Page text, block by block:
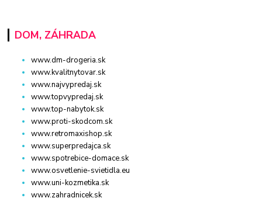
DOM, ZÁHRADA
www.dm-drogeria.sk
www.kvalitnytovar.sk
www.najvypredaj.sk
www.topvypredaj.sk
www.top-nabytok.sk
www.proti-skodcom.sk
www.retromaxishop.sk
www.superpredajca.sk
www.spotrebice-domace.sk
www.osvetlenie-svietidla.eu
www.uni-kozmetika.sk
www.zahradnicek.sk